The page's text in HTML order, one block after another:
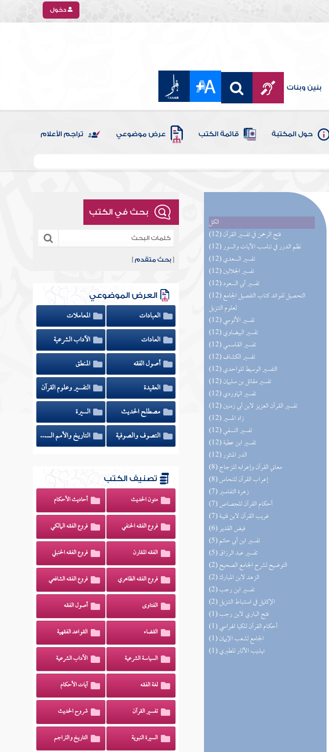
دخول
بنين وبنات
حول المكتبة قائمة الكتب عرض موضوعي تراجم الأعلام
الكل
(12) فتح الرحمن في تفسير القرآن
(12) نظم الدرر في تناسب الآيات والسور
(12) تفسير السعدي
(12) تفسير الجلالين
(12) تفسير أبي السعود
(12) التحصيل لفوائد كتاب التفصيل الجامع
لعلوم التنزيل
(12) تفسير الألوسي
(12) تفسير البيضاوي
(12) تفسير القاسمي
(12) تفسير الكشاف
(12) التفسير الوسيط للواحدي
(12) تفسير مقاتل بن سليمان
(12) تفسير الماوردي
(12) تفسير القرآن العزيز لابن أبي زمنين
(12) زاد المسير
(12) تفسير النسفي
(12) تفسير ابن عطية
(12) الدر المنثور
(8) معاني القرآن وإعرابه للزجاج
(8) إعراب القرآن للنحاس
(7) زهرة التفاسير
(7) أحكام القرآن للجصاص
(7) غريب القرآن لابن قتيبة
(6) فيض القدير
(5) تفسير ابن أبي حاتم
(5) تفسير عبد الرزاق
(2) التوضيح لشرح الجامع الصحيح
(2) الزهد لابن المبارك
(2) تفسير ابن رجب
(2) الإكليل في استنباط التنزيل
(1) فتح الباري لابن رجب
(1) أحكام القرآن للكيا الهراسي
(1) الجامع لشعب الإيمان
(1) تهذيب الآثار للطبري
بحث في الكتب
[بحث متقدم ]
العرض الموضوعي
العبادات
المعاملات
العادات
الآداب الشرعية
أصول الفقه
المنطق
العقيدة
التفسير وعلوم القرآن
مصطلح الحديث
السيرة
التصوف والصوفية
التاريخ والأمم السابقة
تصنيف الكتب
متون الحديث أحاديث الأحكام
فروع الفقه الحنفي فروع الفقه المالكي
الفقه المقارن فروع الفقه الحنبلي
فروع الفقه الظاهري فروع الفقه الشافعي
الفتاوى أصول الفقه
القضاء القواعد الفقهية
السياسة الشرعية الآداب الشرعية
لغة الفقه آيات الأحكام
تفسير القرآن شروح الحديث
السيرة النبوية التاريخ والتراجم